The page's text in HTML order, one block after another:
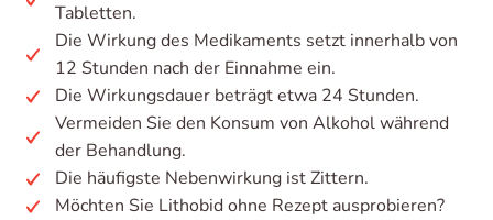
Tabletten.
Die Wirkung des Medikaments setzt innerhalb von
12 Stunden nach der Einnahme ein.
Die Wirkungsdauer beträgt etwa 24 Stunden.
Vermeiden Sie den Konsum von Alkohol während
der Behandlung.
Die häufigste Nebenwirkung ist Zittern.
Möchten Sie Lithobid ohne Rezept ausprobieren?